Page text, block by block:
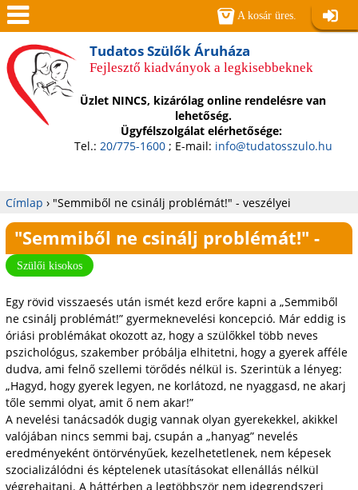
Jump to navigation
Tudatos Szülők Áruháza
Fejlesztő kiadványok a legkisebbeknek
Üzlet NINCS, kizárólag online rendelésre van
lehetőség.
Ügyfélszolgálat elérhetősége:
Tel.: 20/775-1600; E-mail: info@tudatosszulo.hu
Jelenlegi
hely
Címlap › "Semmiből ne csinálj problémát!" - veszélyei
"Semmiből ne csinálj problémát!" -
veszélyei
Szülői kisokos
Egy rövid visszaesés után ismét kezd erőre kapni a „Semmiből
ne csinálj problémát!” gyermeknevelési koncepció. Már eddig is
óriási problémákat okozott az, hogy a szülőkkel több neves
pszichológus, szakember próbálja elhitetni, hogy a gyerek afféle
dudva, ami felnő szellemi törődés nélkül is. Szerintük a lényeg:
„Hagyd, hogy gyerek legyen, ne korlátozd, ne nyaggasd, ne akarj
tőle semmi olyat, amit ő nem akar!”
A nevelési tanácsadók dugig vannak olyan gyerekekkel, akikkel
valójában nincs semmi baj, csupán a „hanyag” nevelés
eredményeként öntörvényűek, kezelhetetlenek, nem képesek
szocializálódni és képtelenek utasításokat ellenállás nélkül
végrehajtani. A háttérben a legtöbbször nem idegrendszeri
A kosár üres.
Men
ü